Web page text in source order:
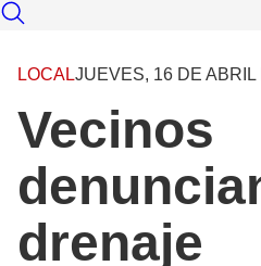
LOCALJUEVES, 16 DE ABRIL
Vecinos
drenaje